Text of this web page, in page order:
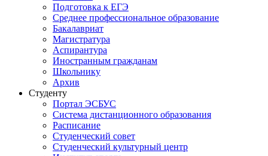
Подготовка к ЕГЭ
Среднее профессиональное образование
Бакалавриат
Магистратура
Аспирантура
Иностранным гражданам
Школьнику
Архив
Студенту
Портал ЭСБУС
Система дистанционного образования
Расписание
Студенческий совет
Студенческий культурный центр